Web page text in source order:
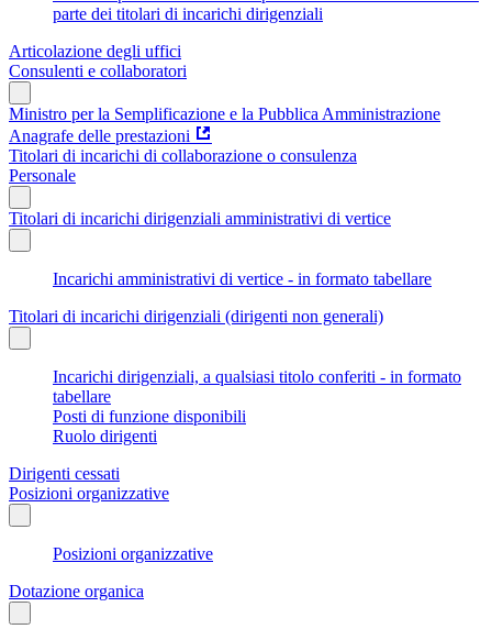
parte dei titolari di incarichi dirigenziali
Articolazione degli uffici
Consulenti e collaboratori
Ministro per la Semplificazione e la Pubblica Amministrazione
Anagrafe delle prestazioni
Titolari di incarichi di collaborazione o consulenza
Personale
Titolari di incarichi dirigenziali amministrativi di vertice
Incarichi amministrativi di vertice - in formato tabellare
Titolari di incarichi dirigenziali (dirigenti non generali)
Incarichi dirigenziali, a qualsiasi titolo conferiti - in formato
tabellare
Posti di funzione disponibili
Ruolo dirigenti
Dirigenti cessati
Posizioni organizzative
Posizioni organizzative
Dotazione organica